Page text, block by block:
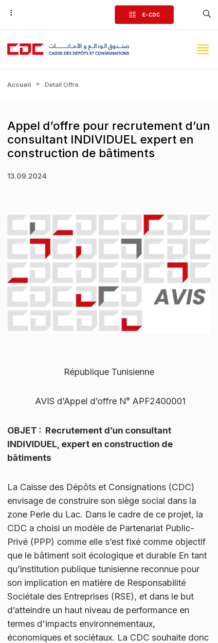
Aller
contenu
principal
E-CDC
Accueil Detail Offre
Appel d’offre pour recrutement d’un
consultant INDIVIDUEL expert en
construction de bâtiments
13.09.2024
République Tunisienne
AVIS d’Appel d’offre N° APF2400001
OBJET : Recrutement d’un consultant
INDIVIDUEL, expert en construction de
bâtiments
La Caisse des Dépôts et Consignations (CDC)
envisage de construire son siège social dans la
zone Perle du Lac. Dans le cadre de ce projet, la
CDC a choisi un modèle de Partenariat Public-
Privé (PPP) comme elle s’est fixé comme objectif
que le bâtiment soit écologique et durable En tant
qu’institution publique tunisienne reconnue pour
son implication en matière de Responsabilité
Sociétale des Entreprises (RSE), et dans le but
d’atteindre un haut niveau de performance en
termes d'impacts environnementaux,
économiques et sociétaux. La CDC souhaite donc